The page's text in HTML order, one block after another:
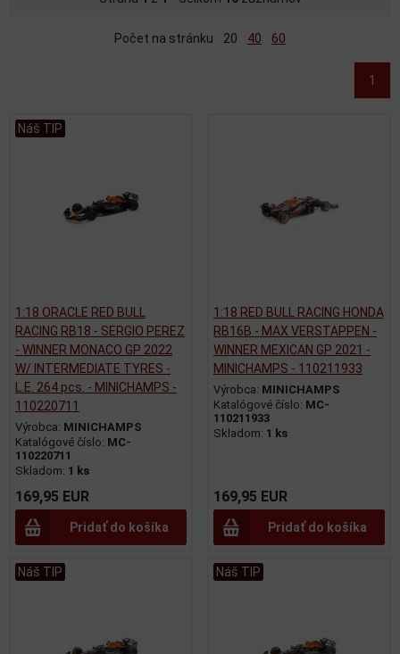
Počet na stránku 20 40 60
1
Náš TIP
1:18 ORACLE RED BULL
RACING RB18 - SERGIO PEREZ
- WINNER MONACO GP 2022
W/ INTERMEDIATE TYRES -
L.E. 264 pcs. - MINICHAMPS -
110220711
Výrobca: MINICHAMPS
Katalógové číslo: MC-
110220711
Skladom: 1 ks
169,95 EUR
Pridať do košíka
1:18 RED BULL RACING HONDA
RB16B - MAX VERSTAPPEN -
WINNER MEXICAN GP 2021 -
MINICHAMPS - 110211933
Výrobca: MINICHAMPS
Katalógové číslo: MC-
110211933
Skladom: 1 ks
169,95 EUR
Pridať do košíka
Náš TIP Náš TIP